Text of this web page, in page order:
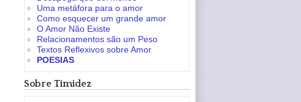
Uma metáfora para o amor
Como esquecer um grande amor
O Amor Não Existe
Relacionamentos são um Peso
Textos Reflexivos sobre Amor
POESIAS
Sobre Timidez